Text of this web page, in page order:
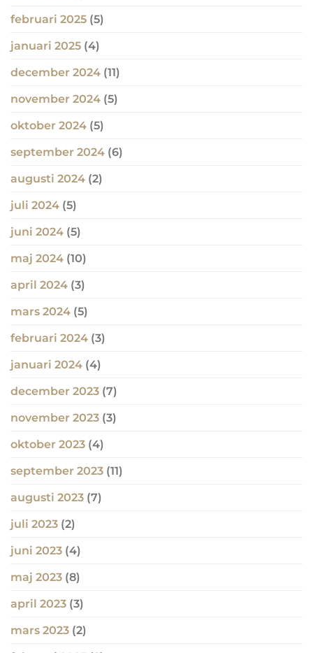
februari 2025 (5)
januari 2025 (4)
december 2024 (11)
november 2024 (5)
oktober 2024 (5)
september 2024 (6)
augusti 2024 (2)
juli 2024 (5)
juni 2024 (5)
maj 2024 (10)
april 2024 (3)
mars 2024 (5)
februari 2024 (3)
januari 2024 (4)
december 2023 (7)
november 2023 (3)
oktober 2023 (4)
september 2023 (11)
augusti 2023 (7)
juli 2023 (2)
juni 2023 (4)
maj 2023 (8)
april 2023 (3)
mars 2023 (2)